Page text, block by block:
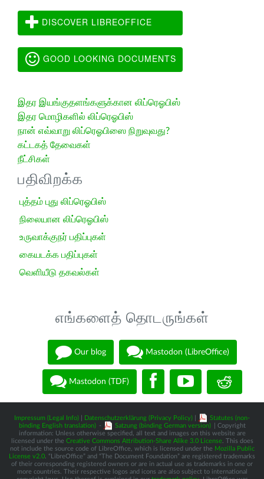
DISCOVER LIBREOFFICE
GOOD LOOKING DOCUMENTS
இதர இயங்குதளங்களுக்கான லிப்ரெஓபிஸ்
இதர மொழிகளில் லிப்ரெஓபிஸ்
நான் எவ்வாறு லிப்ரெஓபிஸை நிறுவுவது?
கட்டகத் தேவைகள்
நீட்சிகள்
பதிவிறக்க
புத்தம் புது லிப்ரெஓபிஸ்
நிலையான லிப்ரெஓபிஸ்
உருவாக்குநர் பதிப்புகள்
கையடக்க பதிப்புகள்
வெளியீடு தகவல்கள்
எங்களைத் தொடருங்கள்
Our blog Mastodon (LibreOffice)
Mastodon (TDF)
Impressum (Legal Info) Datenschutzerklärung (Privacy Policy)
Statutes (non-
binding English translation) - Satzung (binding German version)
| Copyright
information: Unless otherwise specified, all text and images on this website are
licensed under the Creative Commons Attribution-Share Alike 3.0 License. This does
not include the source code of LibreOffice, which is licensed under the Mozilla Public
License v2.0 . “LibreOffice” and “The Document Foundation” are registered trademarks
of their corresponding registered owners or are in actual use as trademarks in one or
more countries. Their respective logos and icons are also subject to international